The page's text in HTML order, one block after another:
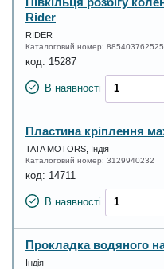
Rider
RIDER
Каталоговий номер: 885403762525
код: 15287
В наявності
Пластина кріплення
TATA MOTORS, Індія
Каталоговий номер: 3129940232
код: 14711
В наявності
Прокладка водяного
Індія